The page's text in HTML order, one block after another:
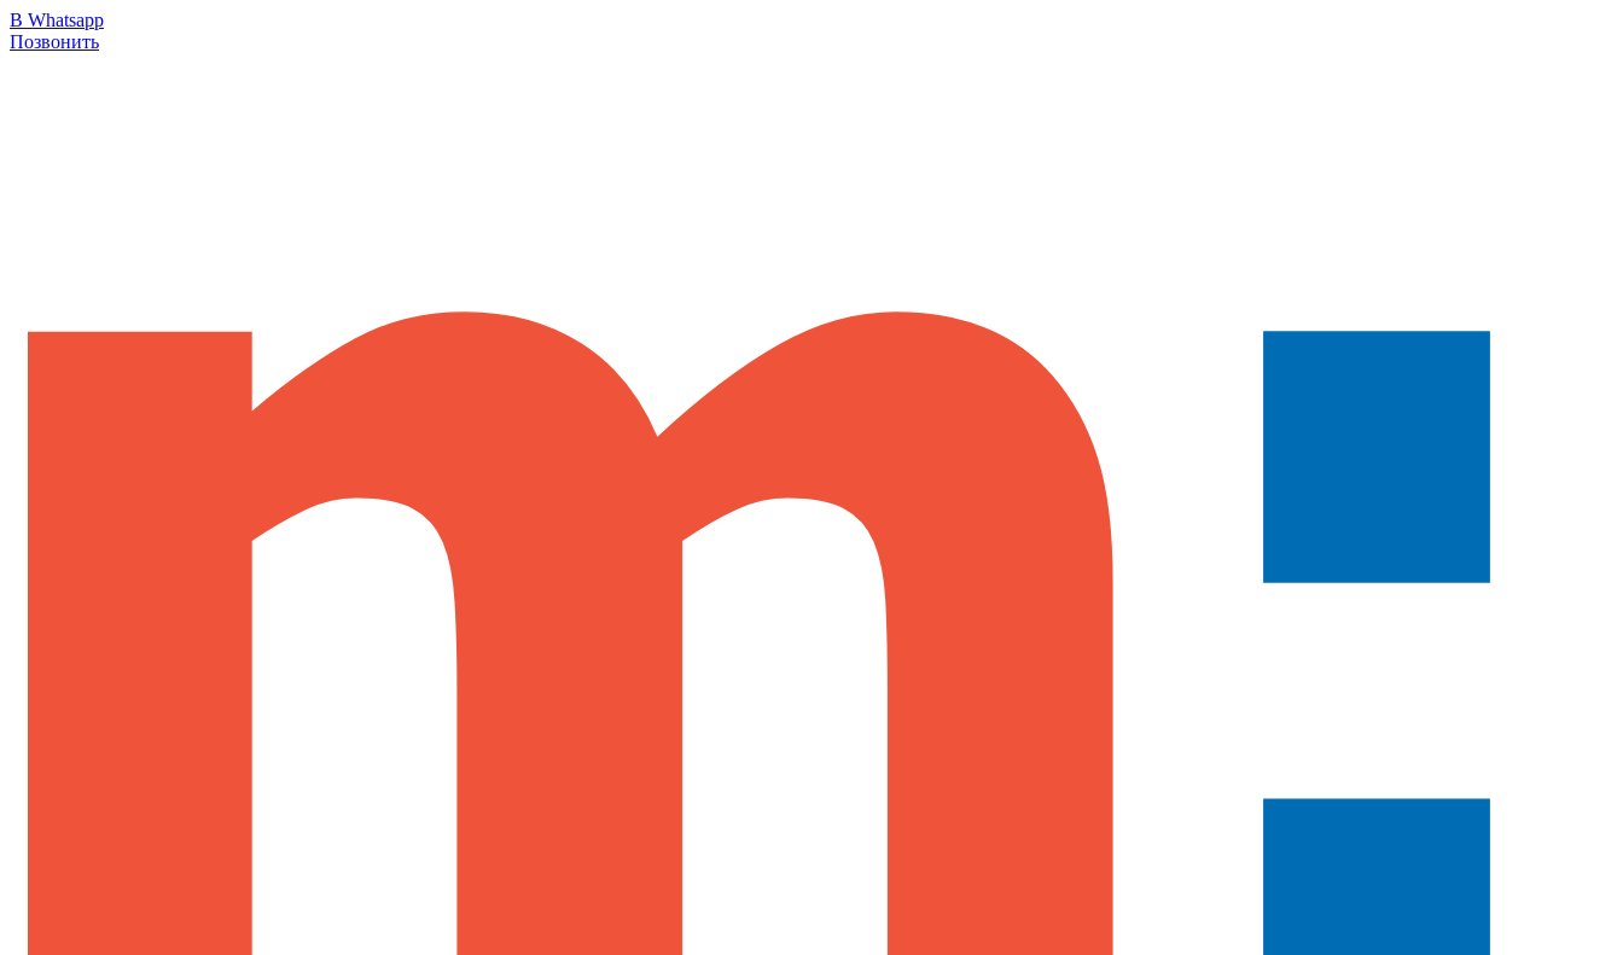
В Whatsapp
Позвонить